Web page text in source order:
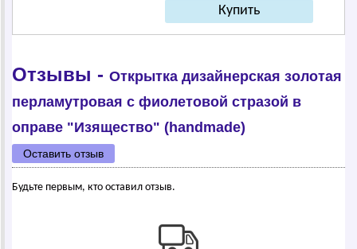
Отзывы - Открытка дизайнерская золотая
перламутровая с фиолетовой стразой в
оправе "Изящество" (handmade)
Оставить отзыв
Будьте первым, кто оставил отзыв.